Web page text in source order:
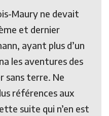
Maury ne devait
et dernier
ayant plus d’un
les aventures des
sans terre. Ne
références aux
suite qui n’en est